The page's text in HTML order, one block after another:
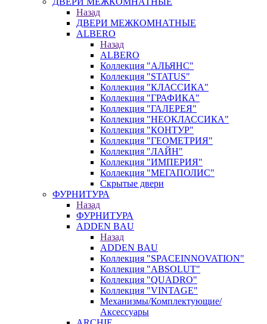
Назад
ДВЕРИ МЕЖКОМНАТНЫЕ
ALBERO
Назад
ALBERO
Коллекция "АЛЬЯНС"
Коллекция "STATUS"
Коллекция "КЛАССИКА"
Коллекция "ГРАФИКА"
Коллекция "ГАЛЕРЕЯ"
Коллекция "НЕОКЛАССИКА"
Коллекция "КОНТУР"
Коллекция "ГЕОМЕТРИЯ"
Коллекция "ЛАЙН"
Коллекция "ИМПЕРИЯ"
Коллекция "МЕГАПОЛИС"
Скрытые двери
ФУРНИТУРА
Назад
ФУРНИТУРА
ADDEN BAU
Назад
ADDEN BAU
Коллекция "SPACEINNOVATION"
Коллекция "ABSOLUT"
Коллекция "QUADRO"
Коллекция "VINTAGE"
Механизмы/Комплектующие/
Аксессуары